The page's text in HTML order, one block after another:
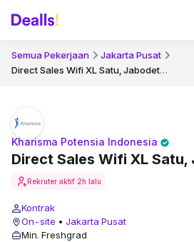
Semua Pekerjaan Jakarta Pusat
Direct Sales Wifi XL Satu, Jabodetabek
Direct Sales Wifi XL
Kharisma Potensia Indonesia
Rekruter aktif 2h lalu
Kontrak
On-site • Jakarta Pusat
Min. Freshgrad